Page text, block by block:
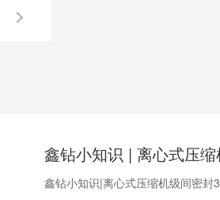
鑫钻小知识|离心式压缩机级间密封3